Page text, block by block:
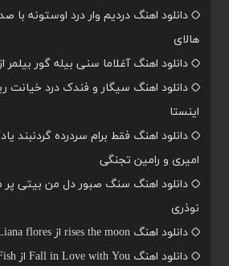
دانلود اهنگ دردیم وار درد اوستونه با
هالای
دانلود اهنگ آغلاما سنی بیله گور بیلمر
دانلود اهنگ سیگار و فندک درد
اینستا
دانلود اهنگ فقط برام سردرده گردنبند
امیری و رامین تجنگی
دانلود اهنگ سنگ صبور دل من بیتی پر
نوذری
دانلود اهنگ rises the moon از Liana flores + ریمیکس
دانلود اهنگ Fall in Love with You از Montell Fish